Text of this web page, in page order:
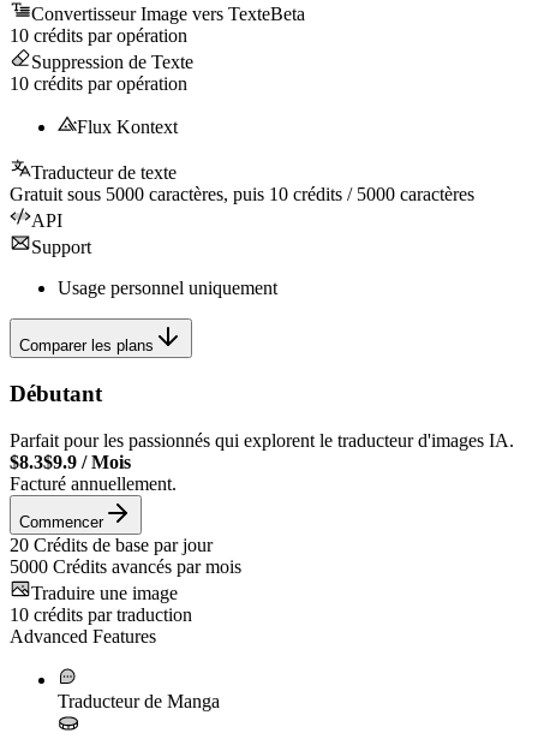
Convertisseur Image vers TexteBeta
10 crédits par opération
Suppression de Texte
10 crédits par opération
Flux Kontext
Traducteur de texte
Gratuit sous 5000 caractères, puis 10 crédits / 5000 caractères
API
Support
Usage personnel uniquement
Comparer les plans
Débutant
Parfait pour les passionnés qui explorent le traducteur d'images IA.
$8.3$9.9 /Mois
Facturé annuellement.
Commencer
20 Crédits de base par jour
5000 Crédits avancés par mois
Traduire une image
10 crédits par traduction
Advanced Features
Traducteur de Manga